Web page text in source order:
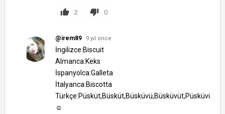
2 0
@irem89 9 yıl önce
İngilizce:Biscuit
Almanca:Keks
İspanyolca:Galleta
İtalyanca:Biscotta
☺